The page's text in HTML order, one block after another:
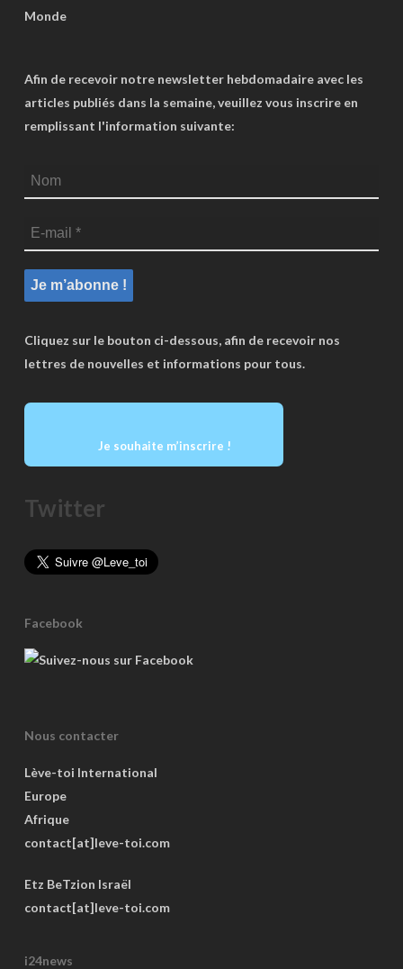
Monde
Afin de recevoir notre newsletter hebdomadaire avec les
articles publiés dans la semaine, veuillez vous inscrire en
remplissant l'information suivante:
Cliquez sur le bouton ci-dessous, afin de recevoir nos
lettres de nouvelles et informations pour tous.
Je souhaite m’inscrire !
Twitter
Facebook
Nous contacter
Lève-toi International
Europe
Afrique
contact[at]leve-toi.com
Etz BeTzion Israël
contact[at]leve-toi.com
i24news